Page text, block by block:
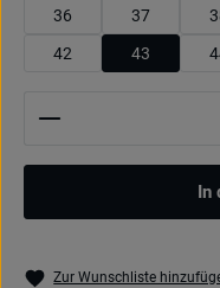
36 37
42
43
Produkt Anzahl:
In
Zur Wunschliste